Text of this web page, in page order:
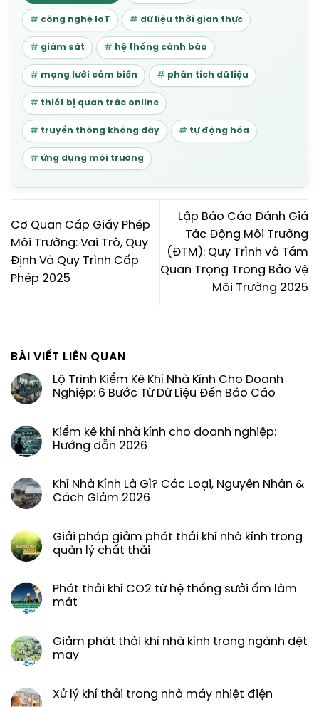
công nghệ IoT dữ liệu thời gian thực
giám sát hệ thống cảnh báo
mạng lưới cảm biến phân tích dữ liệu
thiết bị quan trắc online
truyền thông không dây tự động hóa
ứng dụng môi trường
Cơ Quan Cấp Giấy Phép
Môi Trường: Vai Trò, Quy
Định Và Quy Trình Cấp
Phép 2025
Lập Báo Cáo Đánh Giá
Tác Động Môi Trường
(ĐTM): Quy Trình và Tầm
Quan Trọng Trong Bảo Vệ
Môi Trường 2025
BÀI VIẾT LIÊN QUAN
Lộ Trình Kiểm Kê Khí Nhà Kính Cho Doanh
Nghiệp: 6 Bước Từ Dữ Liệu Đến Báo Cáo
Kiểm kê khí nhà kính cho doanh nghiệp:
Hướng dẫn 2026
Khí Nhà Kính Là Gì? Các Loại, Nguyên Nhân &
Cách Giảm 2026
Giải pháp giảm phát thải khí nhà kính trong
quản lý chất thải
Phát thải khí CO2 từ hệ thống sưởi ấm làm
mát
Giảm phát thải khí nhà kính trong ngành dệt
may
Xử lý khí thải trong nhà máy nhiệt điện